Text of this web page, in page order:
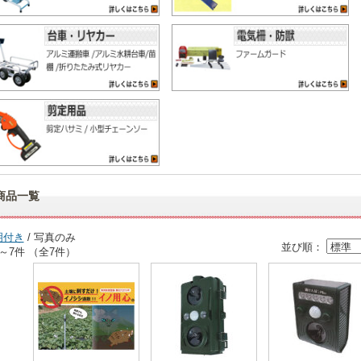
品一覧
並び順：
き / 写真のみ
7件 （全7件）